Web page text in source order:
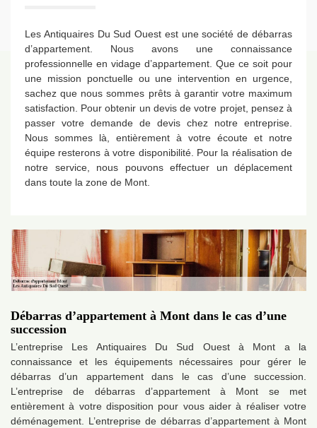
Les Antiquaires Du Sud Ouest est une société de débarras
d’appartement. Nous avons une connaissance
professionnelle en vidage d’appartement. Que ce soit pour
une mission ponctuelle ou une intervention en urgence,
sachez que nous sommes prêts à garantir votre maximum
satisfaction. Pour obtenir un devis de votre projet, pensez à
passer votre demande de devis chez notre entreprise.
Nous sommes là, entièrement à votre écoute et notre
équipe resterons à votre disponibilité. Pour la réalisation de
notre service, nous pouvons effectuer un déplacement
dans toute la zone de Mont.
Débarras d’appartement à Mont dans le cas d’une
succession
L’entreprise Les Antiquaires Du Sud Ouest à Mont a la
connaissance et les équipements nécessaires pour gérer le
débarras d’un appartement dans le cas d’une succession.
L’entreprise de débarras d’appartement à Mont se met
entièrement à votre disposition pour vous aider à réaliser votre
déménagement. L’entreprise de débarras d’appartement à Mont